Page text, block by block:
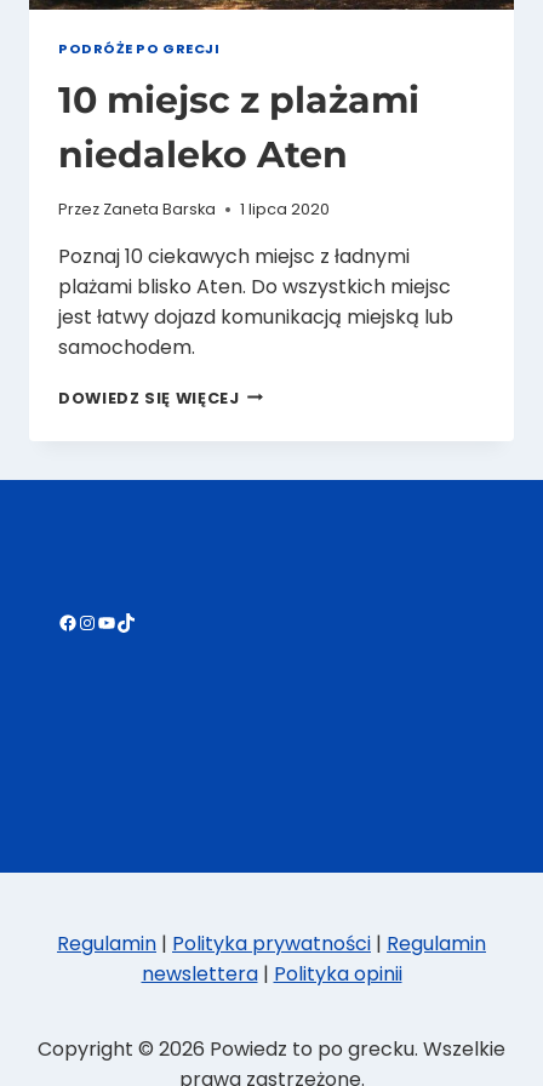
PODRÓŻE PO GRECJI
10 miejsc z plażami
niedaleko Aten
Przez Zaneta Barska 1 lipca 2020
Poznaj 10 ciekawych miejsc z ładnymi
plażami blisko Aten. Do wszystkich miejsc
jest łatwy dojazd komunikacją miejską lub
samochodem.
DOWIEDZ SIĘ WIĘCEJ10
Z
Facebook
Instagram
YouTube
TikTok
Regulamin | Polityka prywatności | Regulamin
newslettera| Polityka opinii
Copyright © 2026 Powiedz to po grecku. Wszelkie
prawa zastrzeżone.